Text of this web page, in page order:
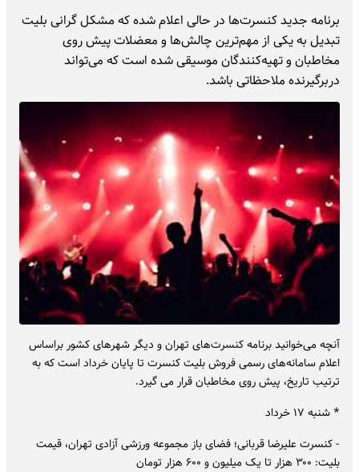
برنامه جدید کنسرت‌ها در حالی اعلام شده که مشکل گرانی بلیت
تبدیل به یکی از مهم‌ترین چالش‌ها و معضلات پیش روی
مخاطبان و تهیه‌کنندگان موسیقی شده است که می‌تواند
دربرگیرنده ملاحظاتی باشد.
آنچه می‌خوانید برنامه کنسرت‌های تهران و دیگر شهرهای کشور براساس
اعلام سامانه‌های رسمی فروش بلیت کنسرت تا پایان خرداد است که به
ترتیب تاریخ، پیش روی مخاطبان قرار می گیرد.
* شنبه ۱۷ خرداد
- کنسرت علیرضا قربانی؛ فضای باز مجموعه ورزشی آزادی تهران، قیمت
بلیت: ۳۰۰ هزار تا یک میلیون و ۶۰۰ هزار تومان